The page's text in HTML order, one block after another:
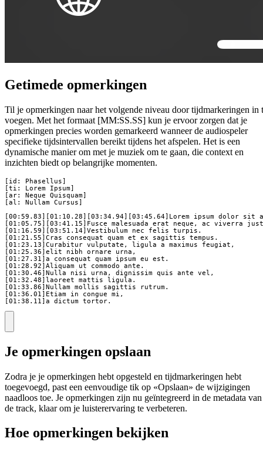
Getimede opmerkingen
Til je opmerkingen naar het volgende niveau door tijdmarkeringen in
voegen. Met het formaat [MM:SS.SS] kun je ervoor zorgen dat je
opmerkingen precies worden gemarkeerd wanneer de audiospeler
specifieke tijdsintervallen bereikt tijdens het afspelen. Het is een
dynamische manier om met je muziek om te gaan, die context en
inzichten biedt op belangrijke momenten.
[id: Phasellus]
[ti: Lorem Ipsum]
[ar: Neque Quisquam]
[al: Nullam Cursus]
[00:59.83][01:10.28][03:34.94][03:45.64]Lorem ipsum dolor
[01:05.75][03:41.15]Fusce malesuada erat neque, ac viverra
[01:16.59][03:51.14]Vestibulum nec felis turpis.
[01:21.55]Cras consequat quam et ex sagittis tempus.
[01:23.13]Curabitur vulputate, ligula a maximus feugiat,
[01:25.36]elit nibh ornare urna,
[01:27.31]a consequat quam ipsum eu est.
[01:28.92]Aliquam ut commodo ante.
[01:30.46]Nulla nisi urna, dignissim quis ante vel,
[01:32.48]laoreet mattis ligula.
[01:33.86]Nullam mollis sagittis rutrum.
[01:36.01]Etiam in congue mi,
[01:38.11]a dictum tortor.
Je opmerkingen opslaan
Zodra je je opmerkingen hebt opgesteld en tijdmarkeringen hebt
toegevoegd, past een eenvoudige tik op «Opslaan» de wijzigingen
naadloos toe. Je opmerkingen zijn nu geïntegreerd in de metadata van
de track, klaar om je luisterervaring te verbeteren.
Hoe opmerkingen bekijken